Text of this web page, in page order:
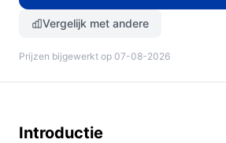
Vergelijk met andere
Prijzen bijgewerkt op 07-08-2026
Introductie